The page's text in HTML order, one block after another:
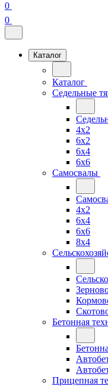
0
0
Каталог
Каталог
Седельные
4x2
6x2
6x4
6x6
Самосвалы
4x2
6x4
6x6
8x4
Бетонная
Прицепная